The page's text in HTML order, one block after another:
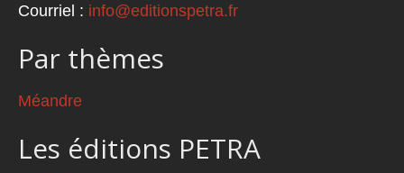
Courriel : info@editionspetra.fr
Par thèmes
Méandre
Les éditions PETRA